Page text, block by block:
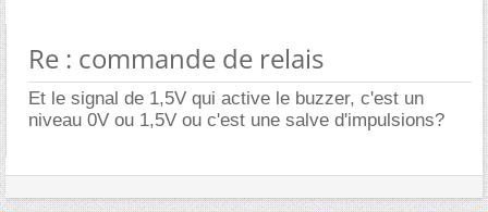
Re : commande de relais
Et le signal de 1,5V qui active le buzzer, c'est un
niveau 0V ou 1,5V ou c'est une salve d'impulsions?